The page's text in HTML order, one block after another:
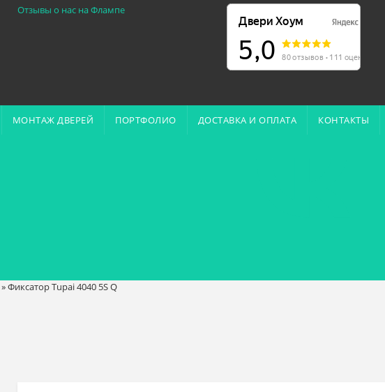
Отзывы о нас на Флампе
МОНТАЖ ДВЕРЕЙ ПОРТФОЛИО ДОСТАВКА И ОПЛАТА КОНТАКТЫ
»Фиксатор Tupai 4040 5S Q